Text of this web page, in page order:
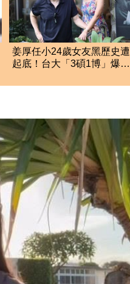
姜厚任小24歲女友黑歷史遭
起底！台大「3碩1博」爆造